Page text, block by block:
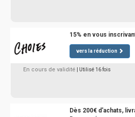
15% en vous
vers la réduction
En cours de validité | Utilisé 16 fois
Dès 200€ d'achats,